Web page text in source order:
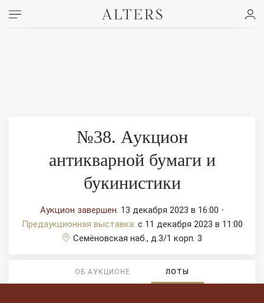
№38. Аукцион
антикварной бумаги и
букинистики
Аукцион завершен. 13 декабря 2023 в 16:00 •
Предаукционная выставка: c 11 декабря 2023 в 11:00
Семёновская наб., д.3/1 корп. 3
ОБ АУКЦИОНЕ ЛОТЫ